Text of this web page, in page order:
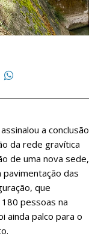
a conclusão
da rede gravítica
de uma nova sede,
das
que
pessoas na
ainda palco para o